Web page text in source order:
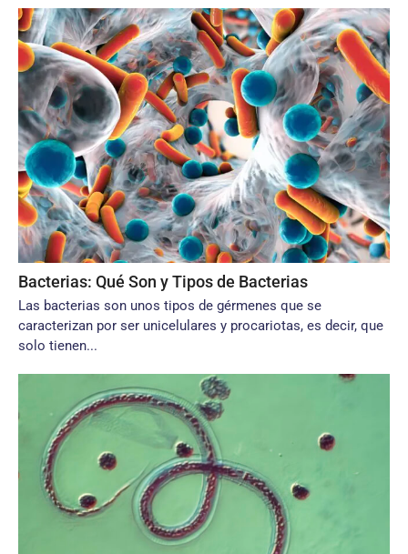
Bacterias: Qué Son y Tipos de Bacterias
Las bacterias son unos tipos de gérmenes que se
caracterizan por ser unicelulares y procariotas, es decir, que
solo tienen...